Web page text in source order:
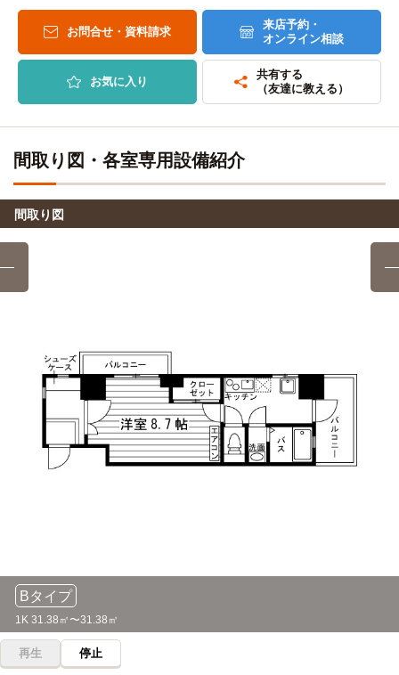
名古屋市立大学(滝子（山の畑）キャンパス)
(約4.4km)
名古屋造形大学
自転車
自転車
(約5.9km)
南山大学
大須観音→（地下鉄鶴舞線12分）→いりなか
名鉄名古屋→（名鉄犬山線18分）→徳重・名古屋芸大
名古屋芸術大学(東キャンパス) 電車
18分
名鉄名古屋→（名鉄犬山線18分）→徳重・名古屋芸大
ミス・パリ・ビューティ専門学校(名古屋校)
5分
名古屋→（地下鉄東山線5分）→栄
名古屋モード学園 徒歩
名古屋医専 徒歩
校
【立志舎】名古屋動物専門学校 8分
(約1.8km)
ヒューマンアカデミー(名古屋校)
自転車
11分
(約2.6km)
お問合せ・資料請求
来店予約・
オンライン相談
お気に入り
共有する
（友達に教える）
間取り図・各室専用設備紹介
間取り図
Bタイプ
1K 31.38㎡〜31.38㎡
再生 停止